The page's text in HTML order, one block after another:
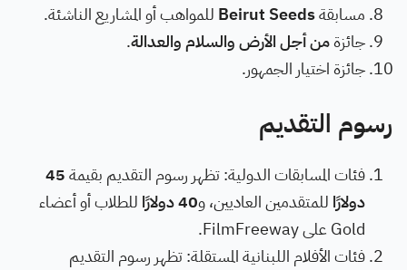
مسابقةBeirut Seeds للمواهب أو المشاريع الناشئة.
جائزةمن أجل الأرض والسلام والعدالة.
جائزة اختيار الجمهور.
رسوم التقديم
فئات المسابقات الدولية: تظهر رسوم التقديم بقيمة45
دولارًا للمتقدمين العاديين، و40 دولارًا
للطلاب أو أعضاء
Gold على FilmFreeway.
فئات الأفلام اللبنانية المستقلة: تظهر رسوم التقديم